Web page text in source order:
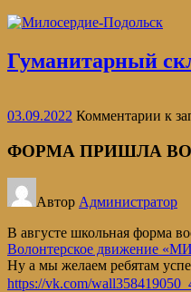
Гуманитарный
03.09.2022 Комментарии к
ФОРМА ПРИШЛА
Автор Администратор
В августе школьная форма
Волонтерское движение
Ну а мы желаем ребятам
https://vk.com/